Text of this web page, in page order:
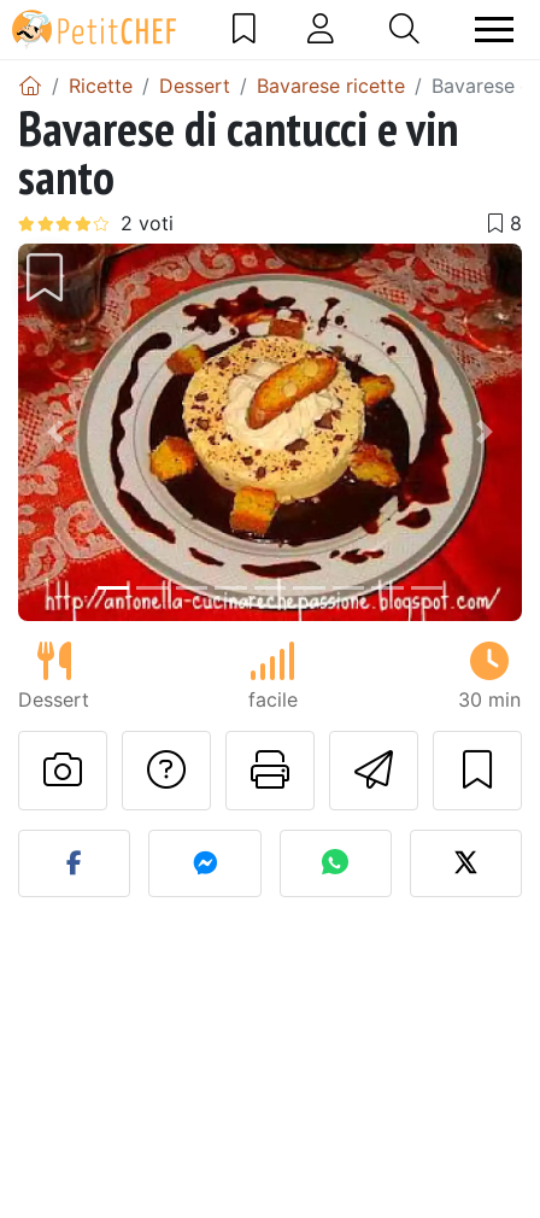
Ricette Dessert Bavarese ricette Bavarese
Bavarese di cantucci e vin
santo
Precedente
Dessert facile 30 min
Invia
Stampa la
Contatta l'autore
Pubblica la foto di